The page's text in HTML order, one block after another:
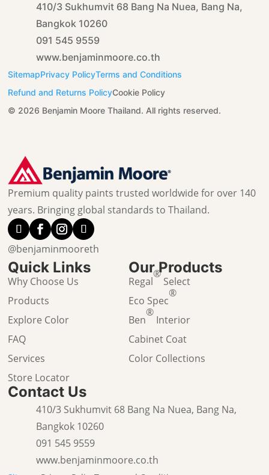
410/3 Sukhumvit 68 Bang Na Nuea, Bang Na,
Bangkok 10260
091 545 9559
www.benjaminmoore.co.th
SitemapPrivacy PolicyTerms and Conditions
Refund and Returns PolicyCookie Policy
© 2026 Benjamin Moore Thailand. All rights reserved.
Premium quality paints trusted worldwide for over 140
years. Bringing global standards to Thailand.
@benjaminmooreth
Quick Links
Why Choose Us
Products
Explore Color
FAQ
Services
Store Locator
Our Products
Regal
®
Select
Eco Spec
®
Ben
®
Interior
Cabinet Coat
Color Collections
Contact Us
410/3 Sukhumvit 68 Bang Na Nuea, Bang Na,
Bangkok 10260
091 545 9559
www.benjaminmoore.co.th